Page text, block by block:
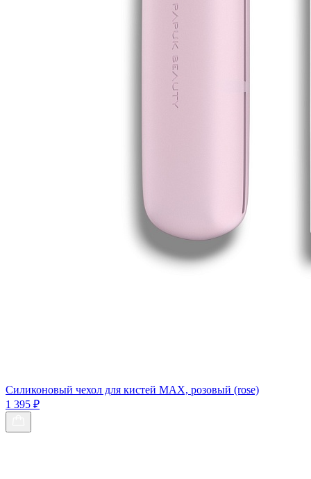
Силиконовый чехол для кистей МАХ, розовый (rose)
1 395 ₽